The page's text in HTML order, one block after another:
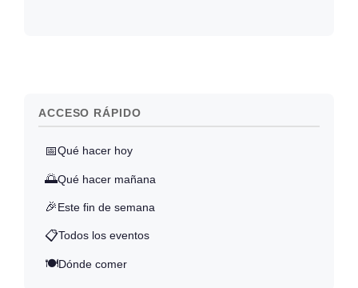
ACCESO RÁPIDO
📅Qué hacer hoy
🌅Qué hacer mañana
🎉Este fin de semana
📋Todos los eventos
🍽️Dónde comer